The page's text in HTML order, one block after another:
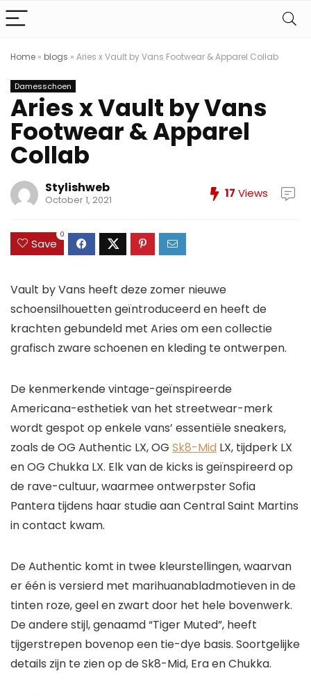
Home » blogs » Aries x Vault by Vans Footwear & Apparel Collab
Damesschoen
Aries x Vault by Vans
Footwear & Apparel
Collab
Stylishweb
October 1, 2021 17 Views
Save
0
Vault by Vans heeft deze zomer nieuwe
schoensilhouetten geïntroduceerd en heeft de
krachten gebundeld met Aries om een ​​collectie
grafisch zware schoenen en kleding te ontwerpen.
De kenmerkende vintage-geïnspireerde
Americana-esthetiek van het streetwear-merk
wordt gespot op enkele vans’ essentiële sneakers,
zoals de OG Authentic LX, OG Sk8-Mid LX, tijdperk LX
en OG Chukka LX. Elk van de kicks is geïnspireerd op
de rave-cultuur, waarmee ontwerpster Sofia
Pantera tijdens haar studie aan Central Saint Martins
in contact kwam.
De Authentic komt in twee kleurstellingen, waarvan
er één is versierd met marihuanabladmotieven in de
tinten roze, geel en zwart door het hele bovenwerk.
De andere stijl, genaamd “Tiger Muted”, heeft
tijgerstrepen bovenop een tie-dye basis. Soortgelijke
details zijn te zien op de Sk8-Mid, Era en Chukka.